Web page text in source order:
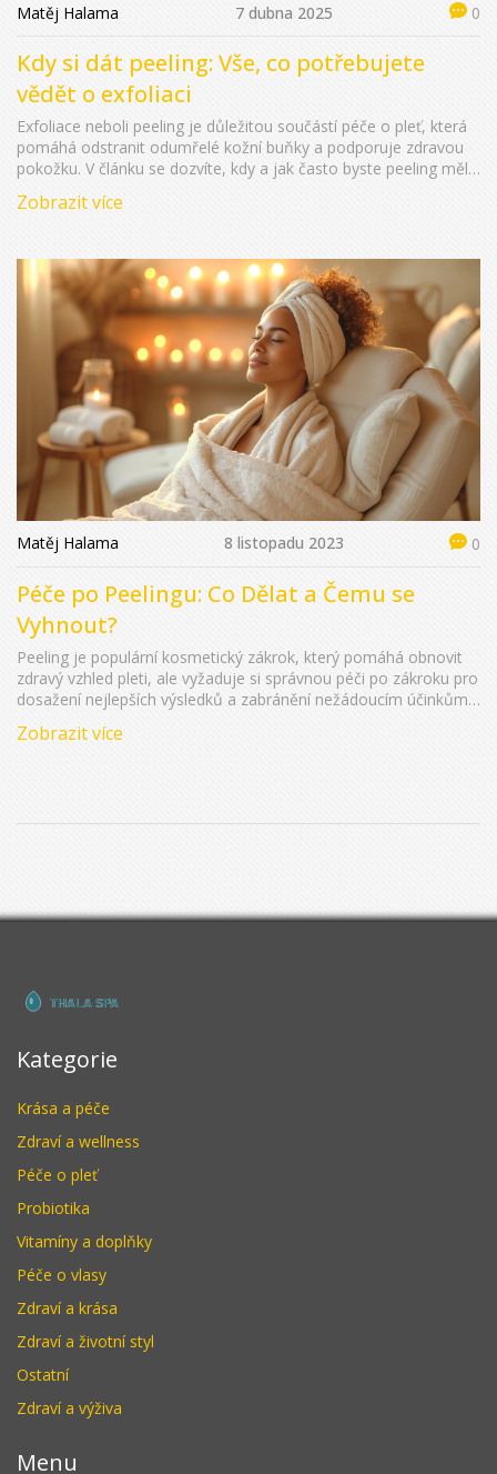
Matěj Halama 7 dubna 2025 0
Kdy si dát peeling: Vše, co potřebujete
vědět o exfoliaci
Exfoliace neboli peeling je důležitou součástí péče o pleť, která
pomáhá odstranit odumřelé kožní buňky a podporuje zdravou
pokožku. V článku se dozvíte, kdy a jak často byste peeling měli
Přinášíme praktické tipy, které vám pomohou zlepšit vaši pleť a
Zobrazit více
Matěj Halama 8 listopadu 2023 0
Péče po Peelingu: Co Dělat a Čemu se
Vyhnout?
Peeling je populární kosmetický zákrok, který pomáhá obnovit
zdravý vzhled pleti, ale vyžaduje si správnou péči po zákroku pro
dosažení nejlepších výsledků a zabránění nežádoucím účinkům.
neměli dělat po peelingu, aby vaše pleť zůstala krásná a zdravá.
Zobrazit více
Kategorie
Krása a péče
Zdraví a wellness
Péče o pleť
Probiotika
Vitamíny a doplňky
Péče o vlasy
Zdraví a krása
Zdraví a životní styl
Ostatní
Zdraví a výživa
Menu